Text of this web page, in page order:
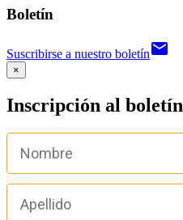
Boletín
Suscribirse a nuestro boletínemail
×
Inscripción al boletín